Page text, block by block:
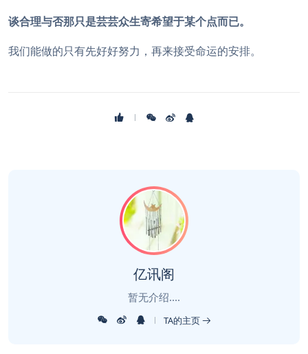
谈合理与否那只是芸芸众生寄希望于某个点而已。
我们能做的只有先好好努力，再来接受命运的安排。
亿讯阁
暂无介绍....
TA的主页